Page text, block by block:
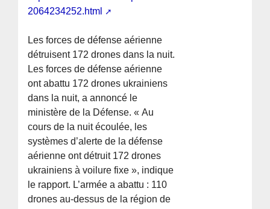
2064234252.html
Les forces de défense aérienne
détruisent 172 drones dans la nuit.
Les forces de défense aérienne
ont abattu 172 drones ukrainiens
dans la nuit, a annoncé le
ministère de la Défense. « Au
cours de la nuit écoulée, les
systèmes d’alerte de la défense
aérienne ont détruit 172 drones
ukrainiens à voilure fixe », indique
le rapport. L’armée a abattu : 110
drones au-dessus de la région de